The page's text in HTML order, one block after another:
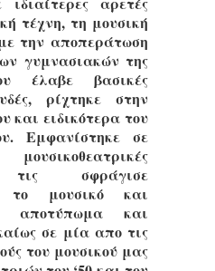
τέχνη, τη μουσική
την αποπεράτωση
γυμνασιακών της
έλαβε βασικές
ρίχτηκε στην
και ειδικότερα του
Εμφανίστηκε σε
τις σφράγισε
το μουσικό και
αποτύπωμα και
σε μία απο τις
του μουσικού μας